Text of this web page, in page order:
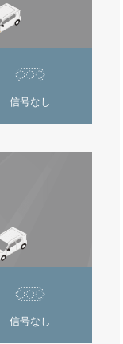
信号なし
信号なし